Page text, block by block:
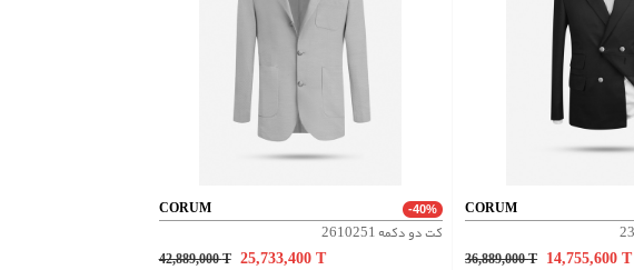
CORUM -40%
کت دو دکمه 2610251
42,889,000T 25,733,400 T
CORUM
36,889,000T 14,755,600T